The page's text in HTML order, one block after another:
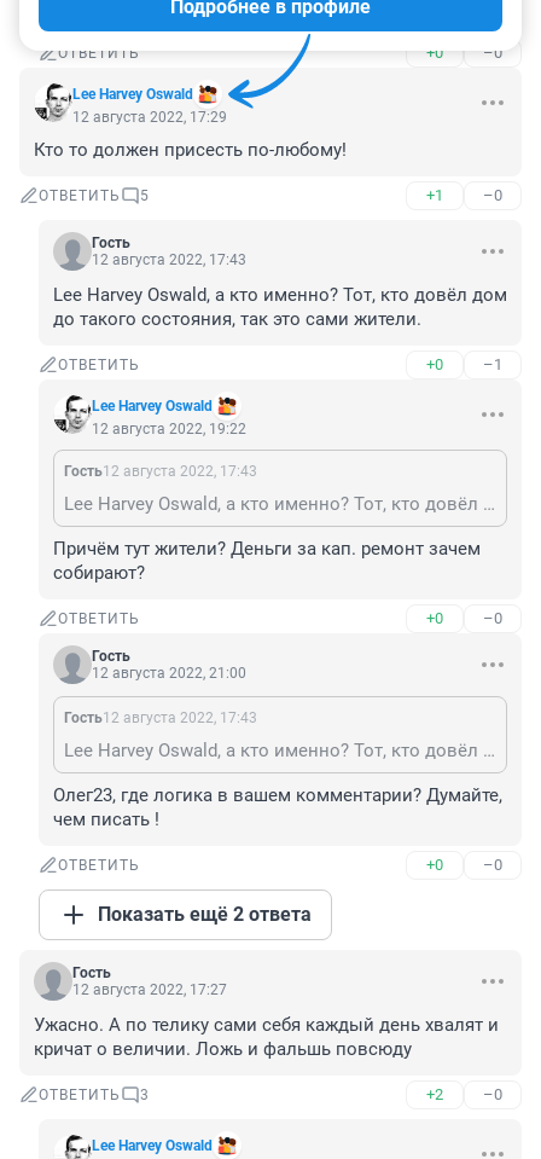
странно, что никто не заметил.
ОТВЕТИТЬ +0 –0
Lee Harvey Oswald
Подробнее в профиле
12 августа 2022, 17:29
Кто то должен присесть по-любому!
ОТВЕТИТЬ 5 +1 –0
Гость
12 августа 2022, 17:43
Lee Harvey Oswald, а кто именно? Тот, кто довёл дом
до такого состояния, так это сами жители.
ОТВЕТИТЬ +0 –1
Lee Harvey Oswald
12 августа 2022, 19:22
Гость12 августа 2022, 17:43
Lee Harvey Oswald, а кто именно? Тот, кто довёл дом до такого состояния, так это сами жители.
Причём тут жители? Деньги за кап. ремонт зачем
собирают?
ОТВЕТИТЬ +0 –0
Гость
12 августа 2022, 21:00
Гость12 августа 2022, 17:43
Lee Harvey Oswald, а кто именно? Тот, кто довёл дом до такого состояния, так это сами жители.
Олег23, где логика в вашем комментарии? Думайте,
чем писать !
ОТВЕТИТЬ +0 –0
Показать ещё 2 ответа
Гость
12 августа 2022, 17:27
Ужасно. А по телику сами себя каждый день хвалят и
кричат о величии. Ложь и фальшь повсюду
ОТВЕТИТЬ 3 +2 –0
Lee Harvey Oswald